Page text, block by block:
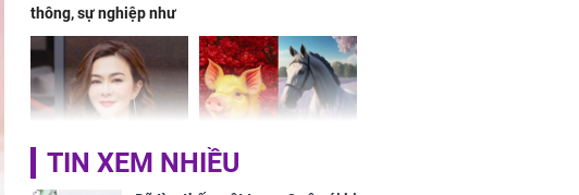
thông, sự nghiệp như
'cá chép hóa Rồng', vét
cạn lộc lá trong thiên
hạ
'Đệ nhất mỹ nhân Hồng
Tử vi tuần mới (từ 10
TIN XEM NHIỀU